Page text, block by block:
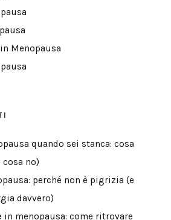
Menopausa
quando sei stanca: cosa
no)
perché non è pigrizia (e
davvero)
menopausa: come ritrovare